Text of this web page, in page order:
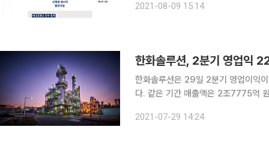
육·해상 풍력, ESS(에너지저장장치)
2021-08-09 15:14
한화솔루션, 2분기 영업익
한화솔루션은 29일 2분기 영업이익
다. 같은 기간 매출액은 2조7775억 원으로 42% 증가하며 분기 기준 사상 최대치를 경신했다. 사
2021-07-29 14:24